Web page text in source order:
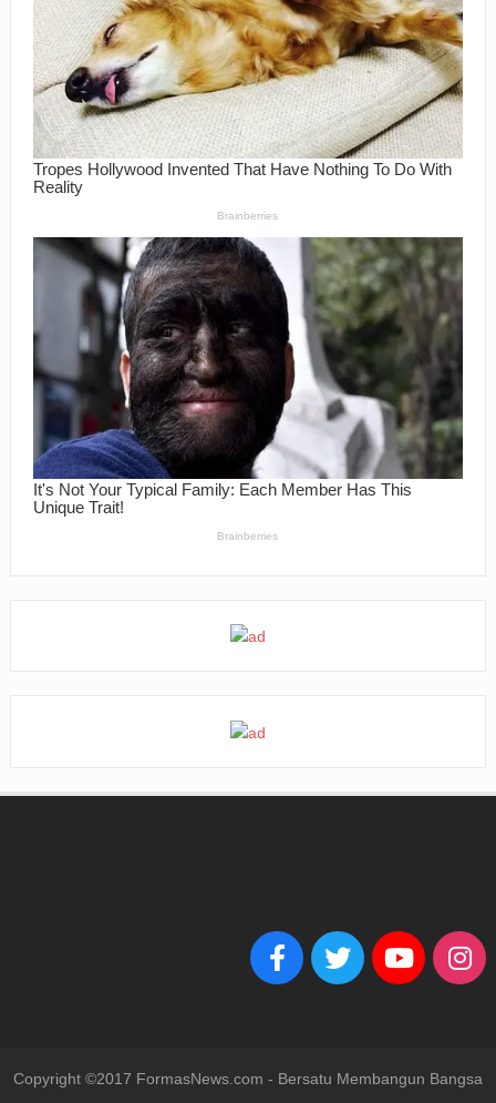
Copyright ©2017 FormasNews.com - Bersatu Membangun Bangsa